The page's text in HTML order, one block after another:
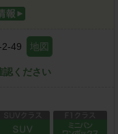
2-49 地図
認ください